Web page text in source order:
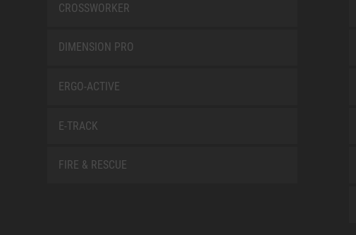
CROSSWORKER
DIMENSION PRO
ERGO-ACTIVE
E-TRACK
FIRE & RESCUE